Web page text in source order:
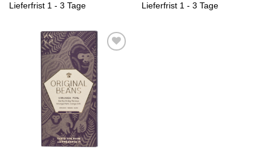
Lieferfrist 1 - 3 Tage
Lieferfrist 1 - 3 Tage
Wunschliste
hinzufügen